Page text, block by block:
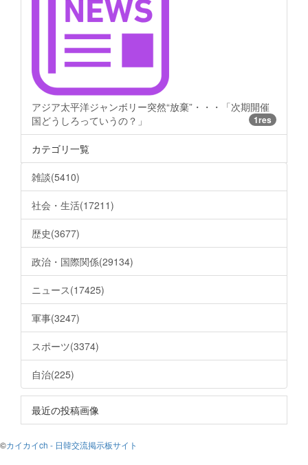
アジア太平洋ジャンボリー突然“放棄”・・・「次期開催
国どうしろっていうの？」
1res
カテゴリ一覧
雑談(5410)
社会・生活(17211)
歴史(3677)
政治・国際関係(29134)
ニュース(17425)
軍事(3247)
スポーツ(3374)
自治(225)
最近の投稿画像
©カイカイch - 日韓交流掲示板サイト